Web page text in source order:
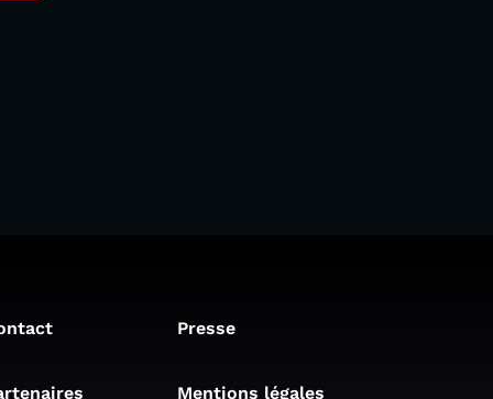
Presse
Mentions légales